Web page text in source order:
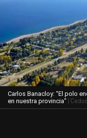
Carlos Banacloy: “El polo
en nuestra provincia” |